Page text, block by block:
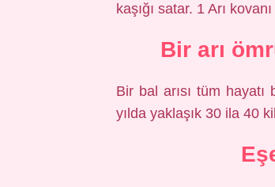
kaşığı satar. 1 Arı
Bir arı
Bir bal arısı tüm
yılda yaklaşık 30 ila 40